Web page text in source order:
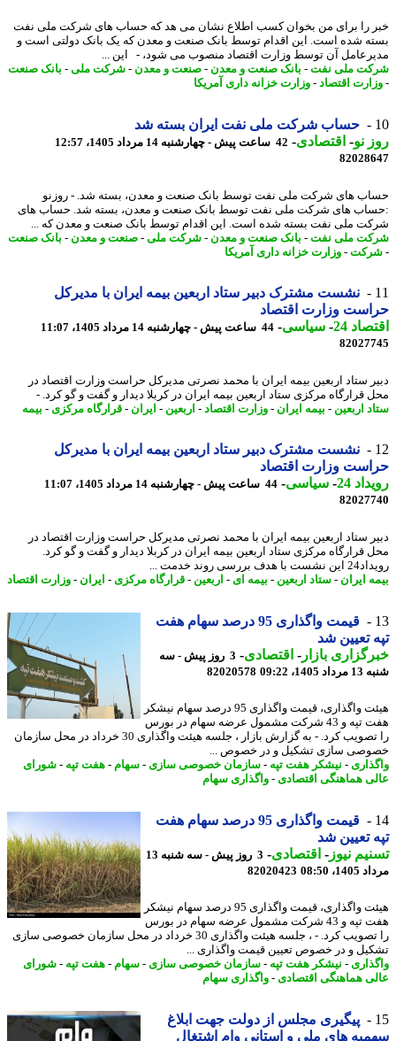
را برای من بخوان کسب اطلاع نشان می هد که حساب های شرکت ملی نفت
شده است. این اقدام توسط بانک صنعت و معدن که یک بانک دولتی است و
آن توسط وزارت اقتصاد منصوب می شود، - این ...
ملی نفت -بانک صنعت و معدن-صنعت و معدن-شرکت ملی -بانک صنعت
اقتصاد-وزارت خزانه داری آمریکا
حساب شرکت ملی نفت ایران بسته شد
نو- اقتصادی-42 ساعت پیش - چهارشنبه 14 مرداد 1405، 12:57
های شرکت ملی نفت توسط بانک صنعت و معدن، بسته شد. - روزنو
های شرکت ملی نفت توسط بانک صنعت و معدن، بسته شد. حساب های
ملی نفت بسته شده است. این اقدام توسط بانک صنعت و معدن که ...
ملی نفت -بانک صنعت و معدن-شرکت ملی -صنعت و معدن-بانک صنعت
-وزارت خزانه داری آمریکا
نشست مشترک دبیر ستاد اربعین بیمه ایران با مدیرکل
وزارت اقتصاد
24
-سیاسی-44 ساعت پیش - چهارشنبه 14 مرداد 1405، 11:07
ستاد اربعین بیمه ایران با محمد نصرتی مدیرکل حراست وزارت اقتصاد در
قرارگاه مرکزی ستاد اربعین بیمه ایران در کربلا دیدار و گفت و گو کرد. -
اربعین -بیمه ایران - وزارت اقتصاد-اربعین -ایران - قرارگاه مرکزی - بیمه
نشست مشترک دبیر ستاد اربعین بیمه ایران با مدیرکل
وزارت اقتصاد
24
-سیاسی-44 ساعت پیش - چهارشنبه 14 مرداد 1405، 11:07
ستاد اربعین بیمه ایران با محمد نصرتی مدیرکل حراست وزارت اقتصاد در
قرارگاه مرکزی ستاد اربعین بیمه ایران در کربلا دیدار و گفت و گو کرد.
بررسی روند خدمت ...
ایران - ستاد اربعین -بیمه ای- اربعین -قرارگاه مرکزی - ایران - وزارت اقتصاد
قیمت واگذاری 95 درصد سهام هفت
تعیین شد
بازار- اقتصادی- 3 روز پیش - سه
09:22
82020578
هیئت واگذاری، قیمت واگذاری 95 درصد سهام نیشکر
هفت تپه و 43 شرکت مشمول عرضه سهام در بورس
را تصویب کرد. - به گزارش بازار ، جلسه هیئت واگذاری 30 خرداد در محل سازمان
سازی تشکیل و در خصوص ...
- نیشکر هفت تپه-سازمان خصوصی سازی- سهام-هفت تپه-شورای
هماهنگی اقتصادی-واگذاری سهام
قیمت واگذاری 95 درصد سهام هفت
تعیین شد
نیوز-اقتصادی-
3 روز پیش - سه شنبه 13
08:50
82020423
هیئت واگذاری، قیمت واگذاری 95 درصد سهام نیشکر
هفت تپه و 43 شرکت مشمول عرضه سهام در بورس
را تصویب کرد. - ، جلسه هیئت واگذاری 30 خرداد در محل سازمان خصوصی سازی
و در خصوص تعیین قیمت واگذاری ...
- نیشکر هفت تپه-سازمان خصوصی سازی- سهام-هفت تپه-شورای
هماهنگی اقتصادی-واگذاری سهام
پیگیری مجلس از دولت جهت ابلاغ
های ملی و استانی وام اشتغال